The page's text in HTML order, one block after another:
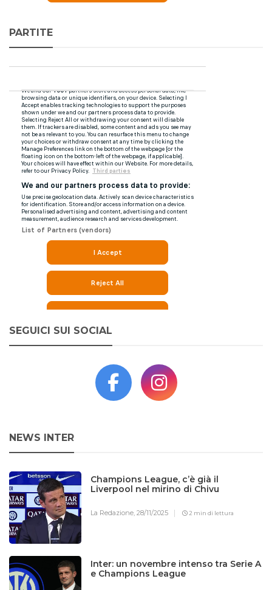
PARTITE
SEGUICI SUI SOCIAL
NEWS INTER
Champions League, c’è già il
Liverpool nel mirino di Chivu
La Redazione,28/11/2025 2 min di lettura
Inter: un novembre intenso tra Serie A
e Champions League